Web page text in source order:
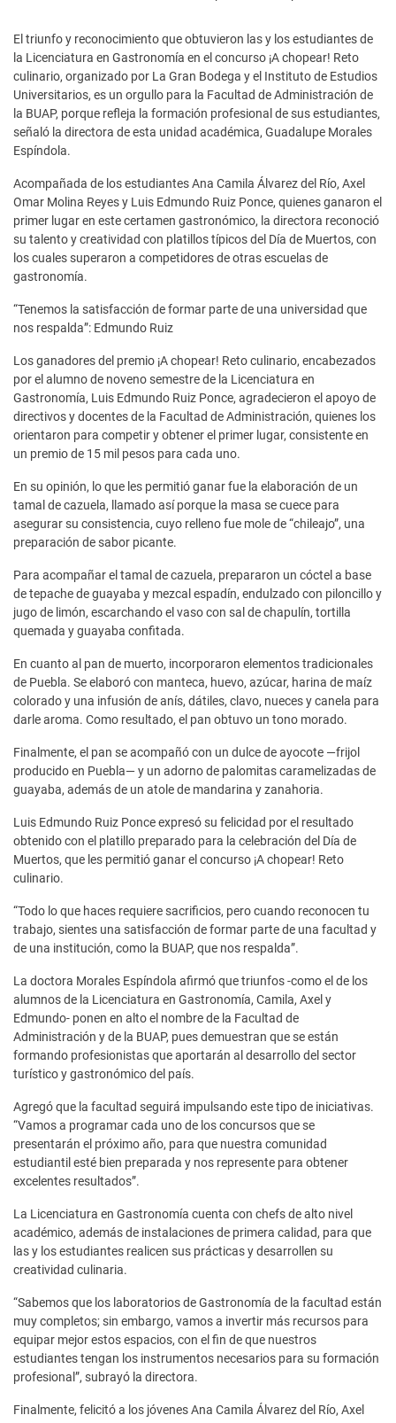
El triunfo y reconocimiento que obtuvieron las y los estudiantes de
la Licenciatura en Gastronomía en el concurso ¡A chopear! Reto
culinario, organizado por La Gran Bodega y el Instituto de Estudios
Universitarios, es un orgullo para la Facultad de Administración de
la BUAP, porque refleja la formación profesional de sus estudiantes,
señaló la directora de esta unidad académica, Guadalupe Morales
Espíndola.
Acompañada de los estudiantes Ana Camila Álvarez del Río, Axel
Omar Molina Reyes y Luis Edmundo Ruiz Ponce, quienes ganaron el
primer lugar en este certamen gastronómico, la directora reconoció
su talento y creatividad con platillos típicos del Día de Muertos, con
los cuales superaron a competidores de otras escuelas de
gastronomía.
“Tenemos la satisfacción de formar parte de una universidad que
nos respalda”: Edmundo Ruiz
Los ganadores del premio ¡A chopear! Reto culinario, encabezados
por el alumno de noveno semestre de la Licenciatura en
Gastronomía, Luis Edmundo Ruiz Ponce, agradecieron el apoyo de
directivos y docentes de la Facultad de Administración, quienes los
orientaron para competir y obtener el primer lugar, consistente en
un premio de 15 mil pesos para cada uno.
En su opinión, lo que les permitió ganar fue la elaboración de un
tamal de cazuela, llamado así porque la masa se cuece para
asegurar su consistencia, cuyo relleno fue mole de “chileajo”, una
preparación de sabor picante.
Para acompañar el tamal de cazuela, prepararon un cóctel a base
de tepache de guayaba y mezcal espadín, endulzado con piloncillo y
jugo de limón, escarchando el vaso con sal de chapulín, tortilla
quemada y guayaba confitada.
En cuanto al pan de muerto, incorporaron elementos tradicionales
de Puebla. Se elaboró con manteca, huevo, azúcar, harina de maíz
colorado y una infusión de anís, dátiles, clavo, nueces y canela para
darle aroma. Como resultado, el pan obtuvo un tono morado.
Finalmente, el pan se acompañó con un dulce de ayocote —frijol
producido en Puebla— y un adorno de palomitas caramelizadas de
guayaba, además de un atole de mandarina y zanahoria.
Luis Edmundo Ruiz Ponce expresó su felicidad por el resultado
obtenido con el platillo preparado para la celebración del Día de
Muertos, que les permitió ganar el concurso ¡A chopear! Reto
culinario.
“Todo lo que haces requiere sacrificios, pero cuando reconocen tu
trabajo, sientes una satisfacción de formar parte de una facultad y
de una institución, como la BUAP, que nos respalda”.
La doctora Morales Espíndola afirmó que triunfos -como el de los
alumnos de la Licenciatura en Gastronomía, Camila, Axel y
Edmundo- ponen en alto el nombre de la Facultad de
Administración y de la BUAP, pues demuestran que se están
formando profesionistas que aportarán al desarrollo del sector
turístico y gastronómico del país.
Agregó que la facultad seguirá impulsando este tipo de iniciativas.
“Vamos a programar cada uno de los concursos que se
presentarán el próximo año, para que nuestra comunidad
estudiantil esté bien preparada y nos represente para obtener
excelentes resultados”.
La Licenciatura en Gastronomía cuenta con chefs de alto nivel
académico, además de instalaciones de primera calidad, para que
las y los estudiantes realicen sus prácticas y desarrollen su
creatividad culinaria.
“Sabemos que los laboratorios de Gastronomía de la facultad están
muy completos; sin embargo, vamos a invertir más recursos para
equipar mejor estos espacios, con el fin de que nuestros
estudiantes tengan los instrumentos necesarios para su formación
profesional”, subrayó la directora.
Finalmente, felicitó a los jóvenes Ana Camila Álvarez del Río, Axel